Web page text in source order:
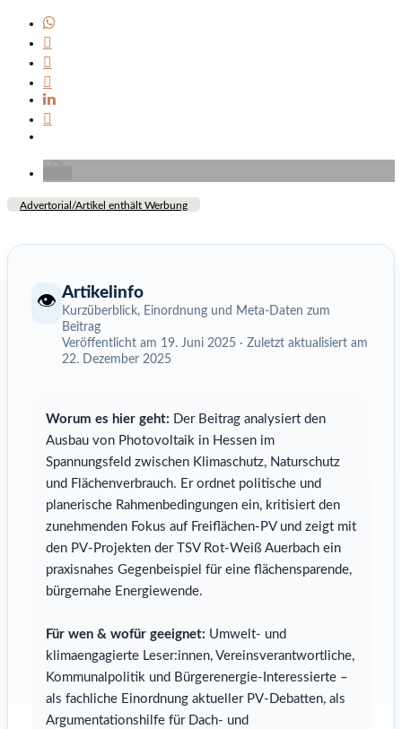
wirklich
Advertorial/Artikel enthält Werbung
👁️ Artikelinfo
Kurzüberblick, Einordnung und Meta-Daten zum
Beitrag
Veröffentlicht am 19. Juni 2025 · Zuletzt aktualisiert am
22. Dezember 2025
Worum es hier geht: Der Beitrag analysiert den
Ausbau von Photovoltaik in Hessen im
Spannungsfeld zwischen Klimaschutz, Naturschutz
und Flächenverbrauch. Er ordnet politische und
planerische Rahmenbedingungen ein, kritisiert den
zunehmenden Fokus auf Freiflächen-PV und zeigt mit
den PV-Projekten der TSV Rot-Weiß Auerbach ein
praxisnahes Gegenbeispiel für eine flächensparende,
bürgernahe Energiewende.
Für wen & wofür geeignet: Umwelt- und
klimaengagierte Leser:innen, Vereinsverantwortliche,
Kommunalpolitik und Bürgerenergie-Interessierte –
als fachliche Einordnung aktueller PV-Debatten, als
Argumentationshilfe für Dach- und